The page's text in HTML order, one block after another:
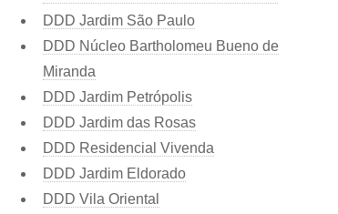
DDD Jardim São Paulo
DDD Núcleo Bartholomeu Bueno de
Miranda
DDD Jardim Petrópolis
DDD Jardim das Rosas
DDD Residencial Vivenda
DDD Jardim Eldorado
DDD Vila Oriental